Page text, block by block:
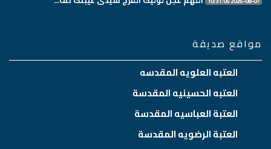
مواقع صديقة
العتبه العلويه المقدسه
العتبه الحسينيه المقدسة
العتبة العباسيه المقدسة
العتبة الرضويه المقدسة